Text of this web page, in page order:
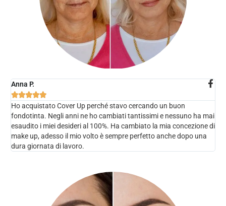
Anna P.

Ho acquistato Cover Up perché stavo cercando un buon
fondotinta. Negli anni ne ho cambiati tantissimi e nessuno ha mai
esaudito i miei desideri al 100%. Ha cambiato la mia concezione di
make up, adesso il mio volto è sempre perfetto anche dopo una
dura giornata di lavoro.